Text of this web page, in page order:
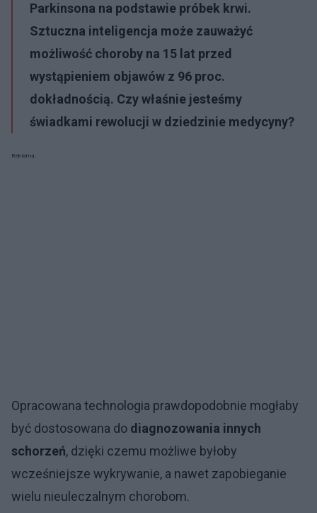
Parkinsona na podstawie próbek krwi.
Sztuczna inteligencja może zauważyć
możliwość choroby na 15 lat przed
wystąpieniem objawów z 96 proc.
dokładnością. Czy właśnie jesteśmy
świadkami rewolucji w dziedzinie medycyny?
Reklama:
Opracowana technologia prawdopodobnie mogłaby
być dostosowana do diagnozowania innych
schorzeń, dzięki czemu możliwe byłoby
wcześniejsze wykrywanie, a nawet zapobieganie
wielu nieuleczalnym chorobom.